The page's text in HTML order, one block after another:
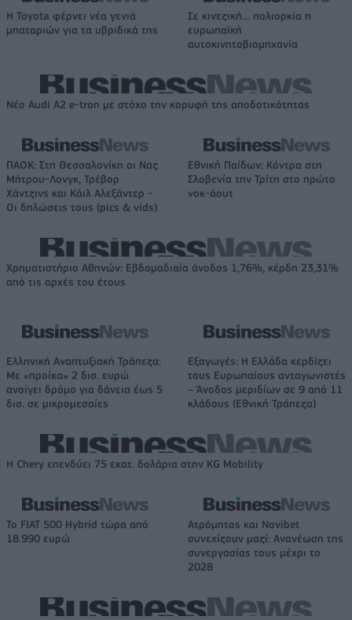
Η Toyota φέρνει νέα γενιά
μπαταριών για τα υβριδικά της
Σε κινεζική… πολιορκία η
ευρωπαϊκή
αυτοκινητοβιομηχανία
Νέο Audi A2 e-tron με στόχο την κορυφή της αποδοτικότητας
ΠΑΟΚ: Στη Θεσσαλονίκη οι Ναζ
Μήτρου-Λονγκ, Τρέβορ
Χάντζινς και Κάιλ Αλεξάντερ -
Οι δηλώσεις τους (pics & vids)
Εθνική Παίδων: Κόντρα στη
Σλοβενία την Τρίτη στο πρώτο
νοκ-άουτ
Χρηματιστήριο Αθηνών: Εβδομαδιαία άνοδος 1,76%, κέρδη 23,31%
από τις αρχές του έτους
Ελληνική Αναπτυξιακή Τράπεζα:
Με «προίκα» 2 δισ. ευρώ
ανοίγει δρόμο για δάνεια έως 5
δισ. σε μικρομεσαίες
Εξαγωγές: Η Ελλάδα κερδίζει
τους Ευρωπαίους ανταγωνιστές
– Άνοδος μεριδίων σε 9 από 11
κλάδους (Εθνική Τράπεζα)
Η Chery επενδύει 75 εκατ. δολάρια στην KG Mobility
Το FIAT 500 Hybrid τώρα από
18.990 ευρώ
Ατρόμητος και Novibet
συνεχίζουν μαζί: Ανανέωση της
συνεργασίας τους μέχρι το
2028